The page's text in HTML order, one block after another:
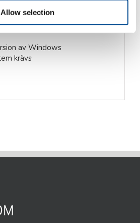
Allow selection
licens (kabelbunden anslutning
av Windows
krävs